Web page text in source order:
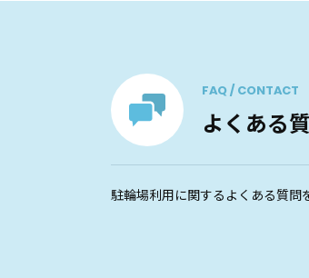
FAQ / CONTACT
よくある
駐輪場利用に関するよくある質問